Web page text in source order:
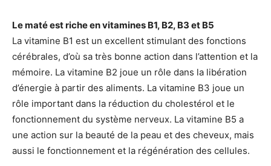
Le maté est riche en vitamines B1, B2, B3 et B5
La vitamine B1 est un excellent stimulant des fonctions
cérébrales, d’où sa très bonne action dans l’attention et la
mémoire. La vitamine B2 joue un rôle dans la libération
d’énergie à partir des aliments. La vitamine B3 joue un
rôle important dans la réduction du cholestérol et le
fonctionnement du système nerveux. La vitamine B5 a
une action sur la beauté de la peau et des cheveux, mais
aussi le fonctionnement et la régénération des cellules.